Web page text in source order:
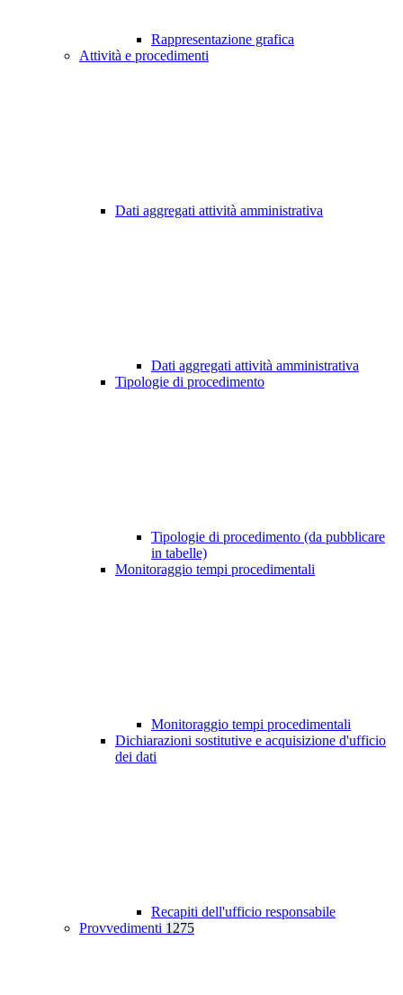
Rappresentazione grafica
Attività e procedimenti
Dati aggregati attività amministrativa
Dati aggregati attività amministrativa
Tipologie di procedimento
Tipologie di procedimento (da pubblicare
in tabelle)
Monitoraggio tempi procedimentali
Monitoraggio tempi procedimentali
Dichiarazioni sostitutive e acquisizione d'ufficio
dei dati
Recapiti dell'ufficio responsabile
Provvedimenti 1275